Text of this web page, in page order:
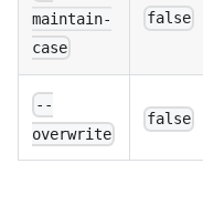
maintain-
case
false
--
overwrite
false